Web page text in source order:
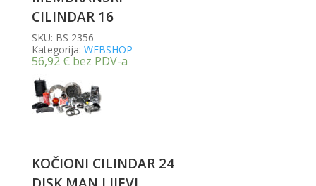
CILINDAR 16
SKU: BS 2356
Kategorija: WEBSHOP
56,92 €bez PDV-a
KOČIONI CILINDAR 24